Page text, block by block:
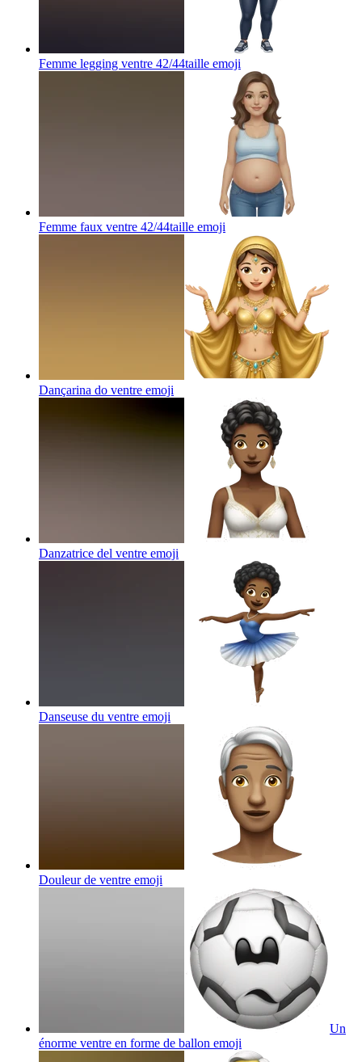
Femme legging ventre 42/44taille emoji
Femme faux ventre 42/44taille emoji
Dançarina do ventre emoji
Danzatrice del ventre emoji
Danseuse du ventre emoji
Douleur de ventre emoji
Un
énorme ventre en forme de ballon emoji